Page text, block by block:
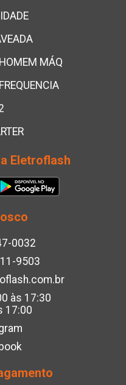
MÁQ
Eletroflash
0032
9503
às 17:30
17:00